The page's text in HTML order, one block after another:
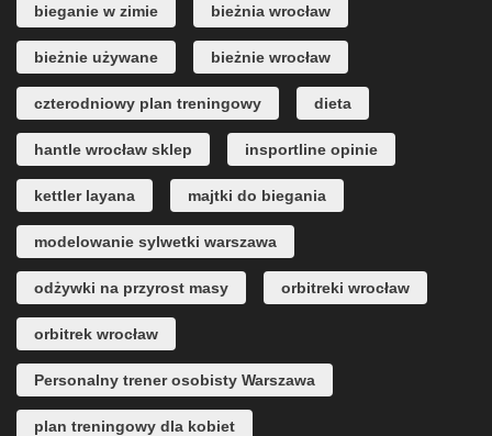
bieganie w zimie bieżnia wrocław
bieżnie używane bieżnie wrocław
czterodniowy plan treningowy dieta
hantle wrocław sklep insportline opinie
kettler layana majtki do biegania
modelowanie sylwetki warszawa
odżywki na przyrost masy orbitreki wrocław
orbitrek wrocław
Personalny trener osobisty Warszawa
plan treningowy dla kobiet